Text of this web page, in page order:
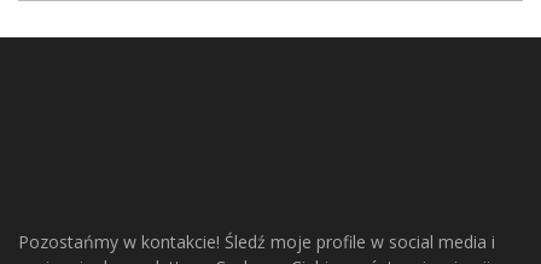
Pozostańmy w kontakcie! Śledź moje profile w social media i